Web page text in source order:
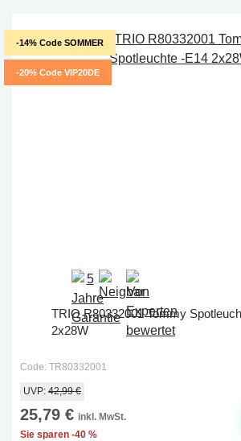
-14% Code SOMMER
-20% Code VIP20DE
TRIO R80332001 Tommy
2x28W
Code: TR80332001
UVP: 42,99 €
25,79 € inkl. MwSt.
Sie sparen -40 %